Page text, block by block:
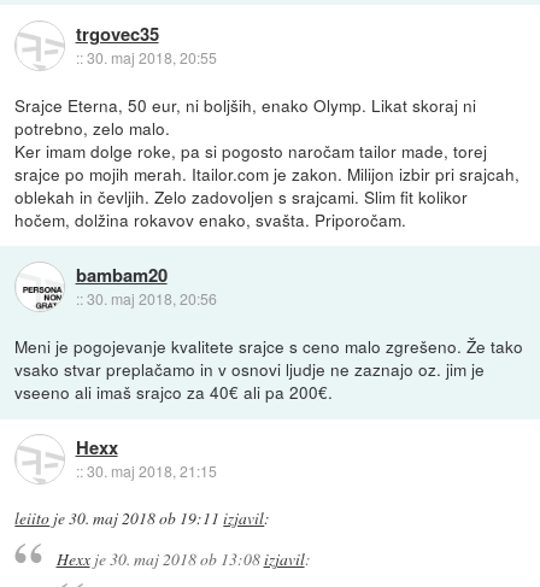
trgovec35
::30. maj 2018, 20:55
Srajce Eterna, 50 eur, ni boljših, enako Olymp. Likat skoraj ni
potrebno, zelo malo.
Ker imam dolge roke, pa si pogosto naročam tailor made, torej
srajce po mojih merah. Itailor.com je zakon. Milijon izbir pri srajcah,
oblekah in čevljih. Zelo zadovoljen s srajcami. Slim fit kolikor
hočem, dolžina rokavov enako, svašta. Priporočam.
bambam20
::30. maj 2018, 20:56
Meni je pogojevanje kvalitete srajce s ceno malo zgrešeno. Že tako
vsako stvar preplačamo in v osnovi ljudje ne zaznajo oz. jim je
vseeno ali imaš srajco za 40€ ali pa 200€.
Hexx
::30. maj 2018, 21:15
leiito je30. maj 2018 ob 19:11 izjavil:
Hexxje30. maj 2018 ob 13:08izjavil: